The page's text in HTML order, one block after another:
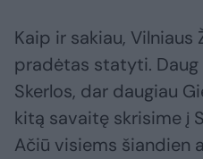
Kaip ir sakiau, Vilniaus
pradėtas statyti.
Skerlos, dar daugiau
kitą savaitę skrisime į
Ačiū visiems šiandien